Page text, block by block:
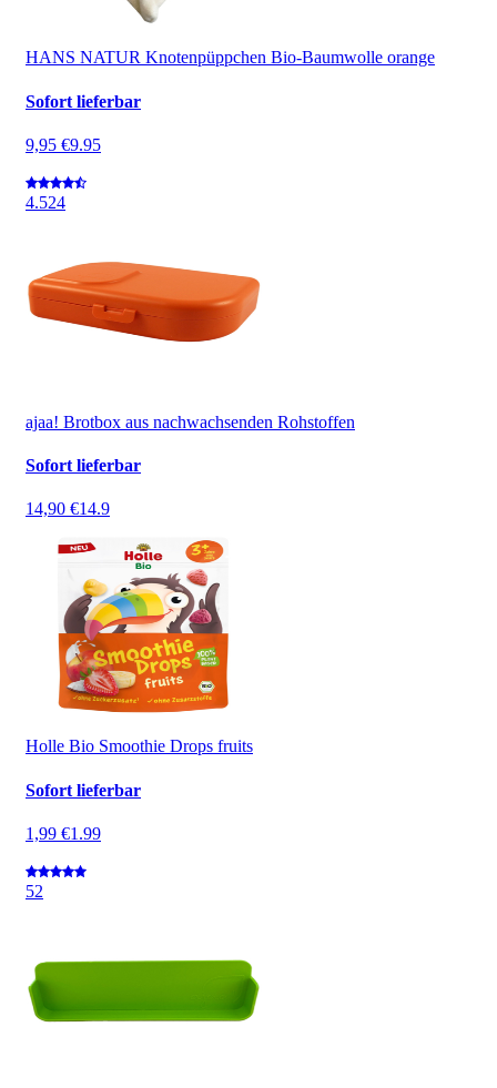
HANS NATUR Knotenpüppchen Bio-Baumwolle orange
Sofort lieferbar
9,95 €9.95
4.524
ajaa! Brotbox aus nachwachsenden Rohstoffen
Sofort lieferbar
14,90 €14.9
Holle Bio Smoothie Drops fruits
Sofort lieferbar
1,99 €1.99
52